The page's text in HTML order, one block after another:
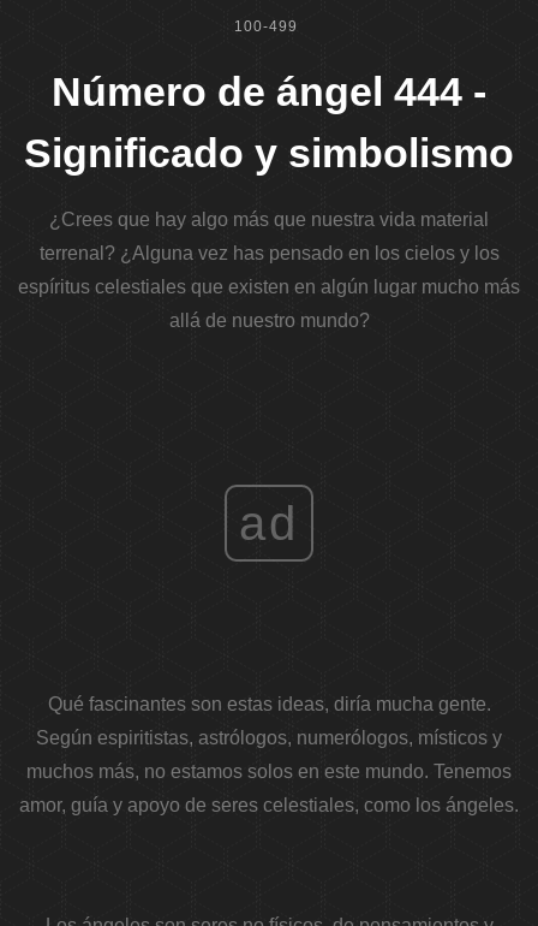
100-499
Número de ángel 444 -
Significado y simbolismo
¿Crees que hay algo más que nuestra vida material
terrenal? ¿Alguna vez has pensado en los cielos y los
espíritus celestiales que existen en algún lugar mucho más
allá de nuestro mundo?
ad
Qué fascinantes son estas ideas, diría mucha gente.
Según espiritistas, astrólogos, numerólogos, místicos y
muchos más, no estamos solos en este mundo. Tenemos
amor, guía y apoyo de seres celestiales, como los ángeles.